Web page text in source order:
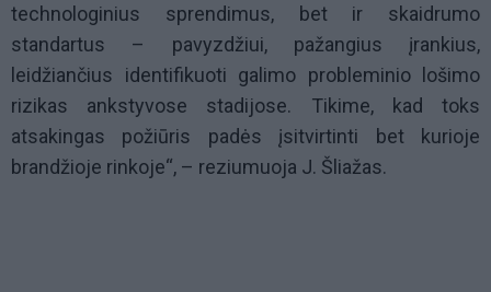
technologinius sprendimus, bet ir skaidrumo
standartus – pavyzdžiui, pažangius įrankius,
leidžiančius identifikuoti galimo probleminio lošimo
rizikas ankstyvose stadijose. Tikime, kad toks
atsakingas požiūris padės įsitvirtinti bet kurioje
brandžioje rinkoje“, – reziumuoja J. Šliažas.